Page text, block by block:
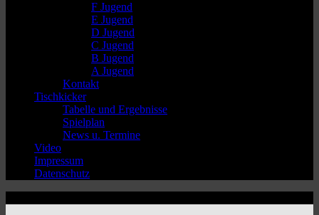
F Jugend
E Jugend
D Jugend
C Jugend
B Jugend
A Jugend
Kontakt
Tischkicker
Tabelle und Ergebnisse
Spielplan
News u. Termine
Video
Impressum
Datenschutz